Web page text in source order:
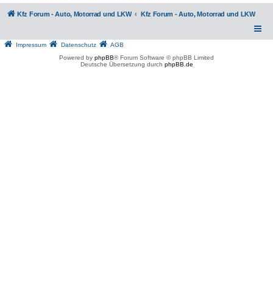
Kfz Forum - Auto, Motorrad und LKW Kfz Forum - Auto, Motorrad und LKW
Impressum Datenschutz
AGB
Powered by phpBB® Forum Software © phpBB Limited
Deutsche Übersetzung durch phpBB.de